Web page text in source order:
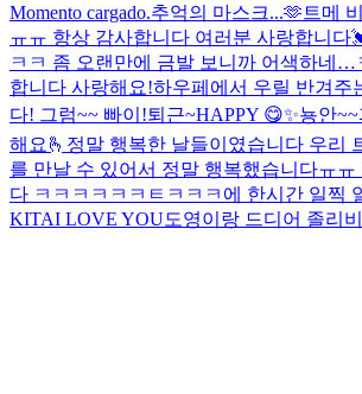
Momento cargado.추억의 마스크...🫶 트메
ㅠㅠ 항상 감사합니다 여러분 사랑합니
ㅋㅋ 좀 오랜만에 금발 보니까 어색하네…
합니다 사랑해요!하우페에서 우릴 반겨주
다! 그럼~~ 빠이!퇴근~HAPPY 😋✨뇽안~~
해요🫰 정말 행복한 날들이였습니다 우리
를 만날 수 있어서 정말 행복했습니다ㅠ
다 ㅋㅋㅋㅋㅋㅋㅌㅋㅋㅋ 에 한시간 일찍
KITAI LOVE YOU도영이랑 드디어 졸리